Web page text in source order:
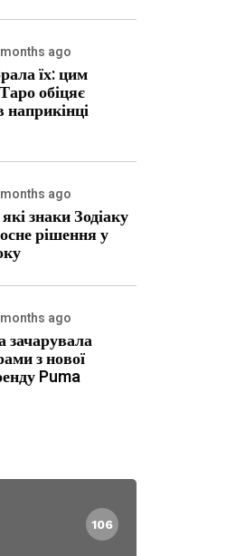
ago
їх: цим
обіцяє
ago
знаки Зодіаку
рішення у
ago
зачарувала
з нової
Puma
106